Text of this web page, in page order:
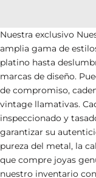
Nuestra exclusivo
amplia gama de
platino hasta
marcas de diseño.
de compromiso,
vintage llamativas.
inspeccionado y
garantizar su
pureza del metal, la
que compre joyas
nuestro inventario